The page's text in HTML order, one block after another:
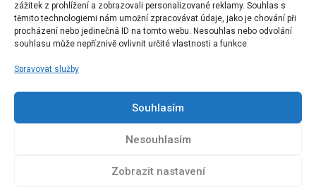
zážitek z prohlížení a zobrazovali personalizované reklamy. Souhlas s
těmito technologiemi nám umožní zpracovávat údaje, jako je chování při
procházení nebo jedinečná ID na tomto webu. Nesouhlas nebo odvolání
souhlasu může nepříznivě ovlivnit určité vlastnosti a funkce.
Spravovat služby
Souhlasím
Nesouhlasím
Zobrazit nastavení